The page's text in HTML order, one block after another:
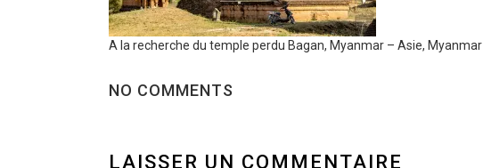
A la recherche du temple perdu Bagan, Myanmar – Asie, Myanmar
NO COMMENTS
LAISSER UN COMMENTAIRE